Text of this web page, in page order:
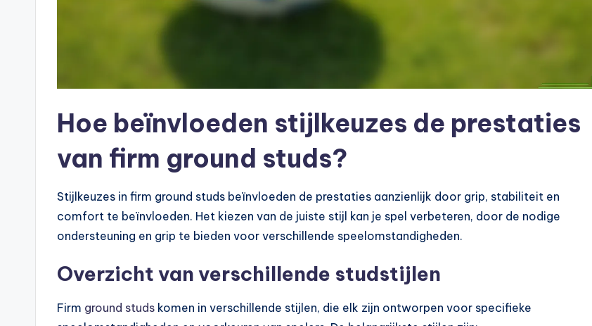
Hoe beïnvloeden stijlkeuzes de prestaties
van firm ground studs?
Stijlkeuzes in firm ground studs beïnvloeden de prestaties aanzienlijk door grip, stabiliteit en
comfort te beïnvloeden. Het kiezen van de juiste stijl kan je spel verbeteren, door de nodige
ondersteuning en grip te bieden voor verschillende speelomstandigheden.
Overzicht van verschillende studstijlen
Firm ground studs komen in verschillende stijlen, die elk zijn ontworpen voor specifieke